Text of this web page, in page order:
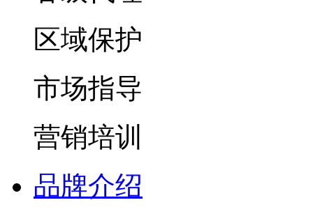
区域保护
市场指导
营销培训
品牌介绍